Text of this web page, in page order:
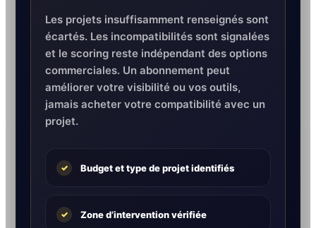
Les projets insuffisamment renseignés sont
écartés. Les incompatibilités sont signalées
et le scoring reste indépendant des options
commerciales. Un abonnement peut
améliorer votre visibilité ou vos outils,
jamais acheter votre compatibilité avec un
projet.
✓ Budget et type de projet identifiés
✓ Zone d’intervention vérifiée